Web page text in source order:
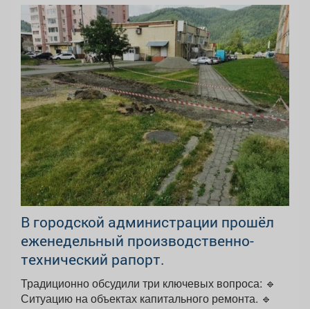
В городской администрации прошёл
еженедельный производственно-
технический рапорт.
Традиционно обсудили три ключевых вопроса: 🔹
Ситуацию на объектах капитального ремонта. 🔹